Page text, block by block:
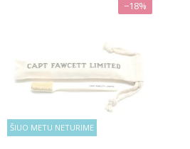
ŠIUO METU NETURIME
−18%